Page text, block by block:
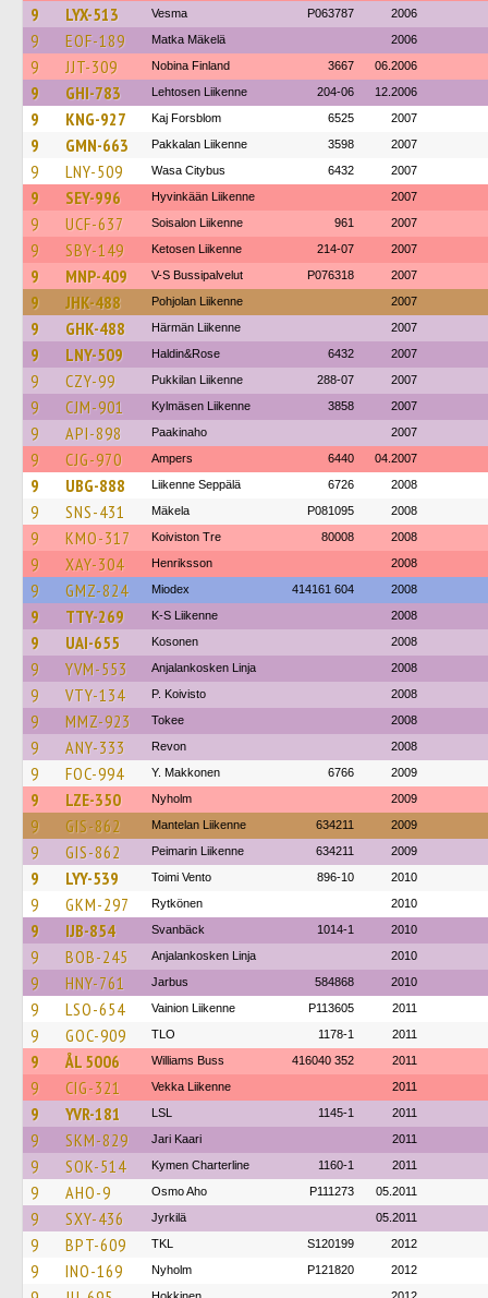
9 LYX-513 Vesma P063787 2006
9 EOF-189 Matka Mäkelä 2006
9 JJT-309 Nobina Finland 3667 06.2006
9 GHI-783 Lehtosen Liikenne 204-06 12.2006
9 KNG-927 Kaj Forsblom 6525 2007
9 GMN-663 Pakkalan Liikenne 3598 2007
9 LNY-509 Wasa Citybus 6432 2007
9 SEY-996 Hyvinkään Liikenne 2007
9 UCF-637 Soisalon Liikenne 961 2007
9 SBY-149 Ketosen Liikenne 214-07 2007
9 MNP-409 V-S Bussipalvelut P076318 2007
9 JHK-488 Pohjolan Liikenne 2007
9 GHK-488 Härmän Liikenne 2007
9 LNY-509 Haldin&Rose 6432 2007
9 CZY-99 Pukkilan Liikenne 288-07 2007
9 CJM-901 Kylmäsen Liikenne 3858 2007
9 API-898 Paakinaho 2007
9 CJG-970 Ampers 6440 04.2007
9 UBG-888 Liikenne Seppälä 6726 2008
9 SNS-431 Mäkela P081095 2008
9 KMO-317 Koiviston Tre 80008 2008
9 XAY-304 Henriksson 2008
9 GMZ-824 Miodex 414161 604 2008
9 TTY-269 K-S Liikenne 2008
9 UAI-655 Kosonen 2008
9 YVM-553 Anjalankosken Linja 2008
9 VTY-134 P. Koivisto 2008
9 MMZ-923 Tokee 2008
9 ANY-333 Revon 2008
9 FOC-994 Y. Makkonen 6766 2009
9 LZE-350 Nyholm 2009
9 GIS-862 Mantelan Liikenne 634211 2009
9 GIS-862 Peimarin Liikenne 634211 2009
9 LYY-539 Toimi Vento 896-10 2010
9 GKM-297 Rytkönen 2010
9 IJB-854 Svanbäck 1014-1 2010
9 BOB-245 Anjalankosken Linja 2010
9 HNY-761 Jarbus 584868 2010
9 LSO-654 Vainion Liikenne P113605 2011
9 GOC-909 TLO 1178-1 2011
9 ÅL 5006 Williams Buss 416040 352 2011
9 CIG-321 Vekka Liikenne 2011
9 YVR-181 LSL 1145-1 2011
9 SKM-829 Jari Kaari 2011
9 SOK-514 Kymen Charterline 1160-1 2011
9 AHO-9 Osmo Aho P111273 05.2011
9 SXY-436 Jyrkilä 05.2011
9 BPT-609 TKL S120199 2012
9 INO-169 Nyholm P121820 2012